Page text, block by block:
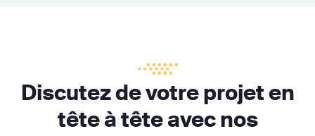
Discutez de votre projet en
tête à tête avec nos